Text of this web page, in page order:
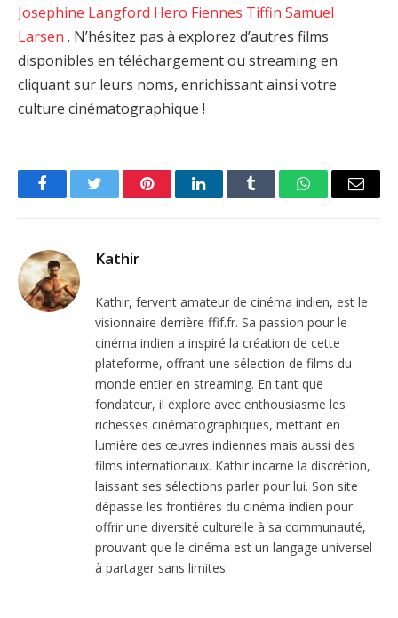
Josephine Langford Hero Fiennes Tiffin Samuel
Larsen . N’hésitez pas à explorez d’autres films
disponibles en téléchargement ou streaming en
cliquant sur leurs noms, enrichissant ainsi votre
culture cinématographique !
FacebookTwitter PinterestLinkedInTumblr WhatsAppEmail
Kathir
Kathir, fervent amateur de cinéma indien, est le
visionnaire derrière ffif.fr. Sa passion pour le
cinéma indien a inspiré la création de cette
plateforme, offrant une sélection de films du
monde entier en streaming. En tant que
fondateur, il explore avec enthousiasme les
richesses cinématographiques, mettant en
lumière des œuvres indiennes mais aussi des
films internationaux. Kathir incarne la discrétion,
laissant ses sélections parler pour lui. Son site
dépasse les frontières du cinéma indien pour
offrir une diversité culturelle à sa communauté,
prouvant que le cinéma est un langage universel
à partager sans limites.